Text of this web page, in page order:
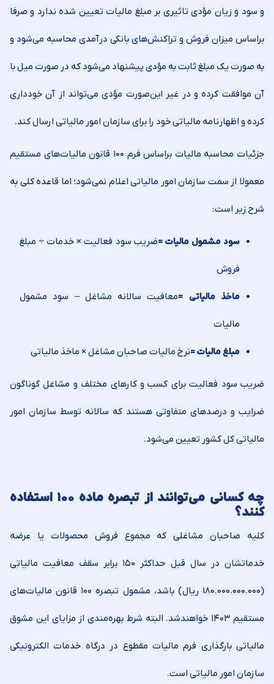
و سود و زیان مؤدی تاثیری بر مبلغ مالیات تعیین شده ندارد و صرفا
براساس میزان فروش و تراکنش‌‏های بانکی درآمدی محاسبه می‏‌شود و
به صورت یک مبلغ ثابت به مؤدی پیشنهاد می‏‌شود که در صورت میل با
آن موافقت کرده و در غیر این‌صورت مؤدی می‏‌تواند از آن خودداری
کرده و اظهارنامه مالیاتی خود را برای سازمان امور مالیاتی ارسال کند.
جزئیات محاسبه مالیات براساس فرم ۱۰۰ قانون مالیات‏‌های مستقیم
معمولا از سمت سازمان امور مالیاتی اعلام نمی‏‌شود؛ اما قاعده کلی به
شرح زیر است:
سود مشمول مالیات =ضریب سود فعالیت × خدمات ÷ مبلغ
فروش
ماخذ مالیاتی =معافیت سالانه مشاغل – سود مشمول
مالیات
مبلغ مالیات=نرخ مالیات صاحبان مشاغل × ماخذ مالیاتی
ضریب سود فعالیت برای کسب و کارهای مختلف و مشاغل گوناگون
ضرایب و درصدهای متفاوتی هستند که سالانه توسط سازمان امور
مالیاتی کل کشور تعیین می‏‌شود.
چه کسانی می‌توانند از تبصره ماده ۱۰۰ استفاده
کنند؟
کلیه صاحبان مشاغلی که مجموع فروش محصولات یا عرضه
خدماتشان در سال قبل حداکثر ۱۵۰ برابر سقف معافیت مالیاتی
(۱۸۰.۰۰۰.۰۰۰.۰۰۰ ریال) باشد، مشمول تبصره ۱۰۰ قانون مالیات‌های
مستقیم ۱۴۰۳ خواهند‌شد. البته شرط بهره‌مندی از مزایای این مشوق
مالیاتی بارگذاری فرم مالیات مقطوع در درگاه خدمات الکترونیکی
سازمان امور مالیاتی است.